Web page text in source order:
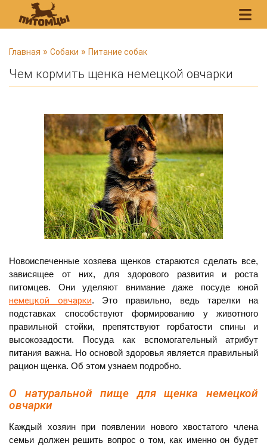
В
ы
з
Главная » Собаки » Питание собак
Чем кормить щенка немецкой овчарки
Новоиспеченные хозяева щенков стараются сделать все,
зависящее от них, для здорового развития и роста
питомцев. Они уделяют внимание даже посуде юной
немецкой овчарки. Это правильно, ведь тарелки на
подставках способствуют формированию у животного
правильной стойки, препятствуют горбатости спины и
высокозадости. Посуда как вспомогательный атрибут
питания важна. Но основой здоровья является правильный
рацион щенка. Об этом узнаем подробно.
О натуральной пище для щенка немецкой
овчарки
Каждый хозяин при появлении нового хвостатого члена
семьи должен решить вопрос о том, как именно он будет